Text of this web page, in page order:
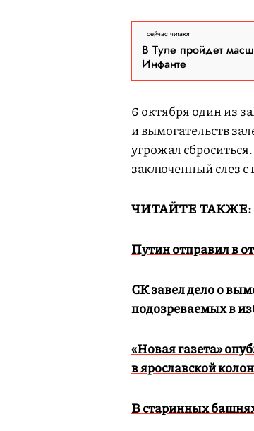
сейчас читают
В Туле пройдет
Инфанте
6 октября один из
и вымогательств
угрожал
заключенный слез
ЧИТАЙТЕ ТАКЖЕ:
Путин отправил в
СК завел дело о
подозреваемых в
«Новая газета»
в ярославской
В старинных